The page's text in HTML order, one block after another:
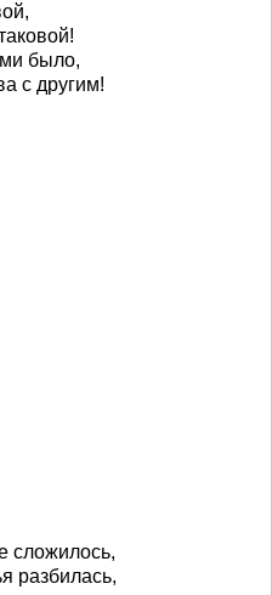
было,
с другим!
сложилось,
разбилась,